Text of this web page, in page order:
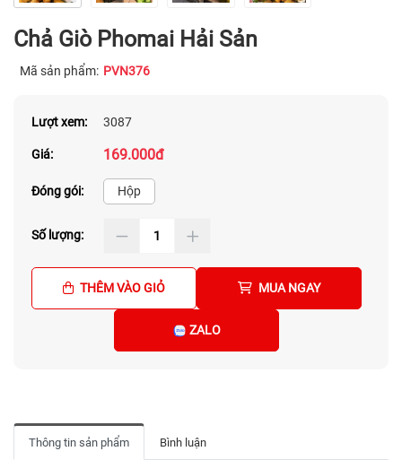
Chả Giò Phomai Hải Sản
Mã sản phẩm: PVN376
Lượt xem: 3087
Giá: 169.000đ
Đóng gói: Hộp
Số lượng:
THÊM VÀO GIỎ MUA NGAY
ZALO
Thông tin sản phẩm Bình luận